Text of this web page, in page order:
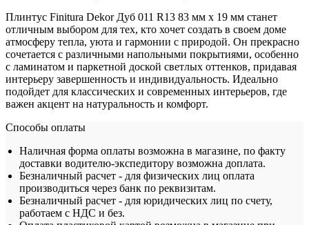
Плинтус Finitura Dekor Дуб 011 R13 83 мм х 19 мм станет
отличным выбором для тех, кто хочет создать в своем доме
атмосферу тепла, уюта и гармонии с природой. Он прекрасно
сочетается с различными напольными покрытиями, особенно
с ламинатом и паркетной доской светлых оттенков, придавая
интерьеру завершенность и индивидуальность. Идеально
подойдет для классических и современных интерьеров, где
важен акцент на натуральность и комфорт.
Способы оплаты
Наличная форма оплаты возможна в магазине, по факту
доставки водителю-экспедитору возможна доплата.
Безналичный расчет - для физических лиц оплата
производиться через банк по реквизитам.
Безналичный расчет - для юридических лиц по счету,
работаем с НДС и без.